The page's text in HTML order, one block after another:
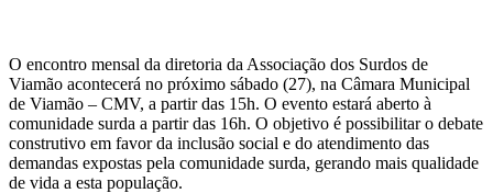
O encontro mensal da diretoria da Associação dos Surdos de
Viamão acontecerá no próximo sábado (27), na Câmara Municipal
de Viamão – CMV, a partir das 15h. O evento estará aberto à
comunidade surda a partir das 16h. O objetivo é possibilitar o debate
construtivo em favor da inclusão social e do atendimento das
demandas expostas pela comunidade surda, gerando mais qualidade
de vida a esta população.